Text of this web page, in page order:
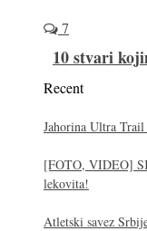
7
10 stvari
Recent
Jahorina Ultra Trail
[FOTO, VIDEO]
lekovita!
Atletski savez